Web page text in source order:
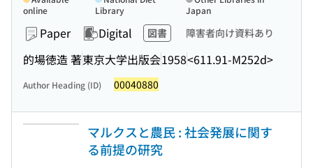
Paper Digital 図書 障害者向け資料あり
的場徳造 著東京大学出版会1958<611.91-M252d>
online
Library
Japan
Author Heading (ID) 00040880
マルクスと農民 : 社会発展に関す
る前提の研究